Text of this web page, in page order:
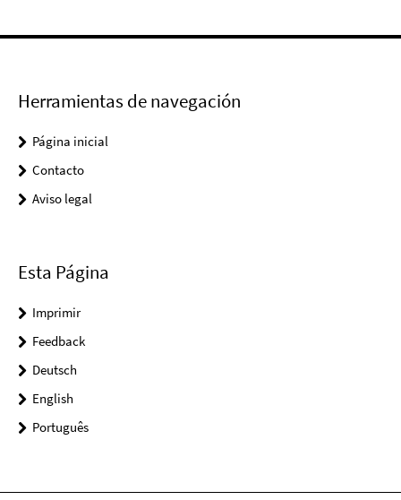
Herramientas de navegación
Página inicial
Contacto
Aviso legal
Esta Página
Imprimir
Feedback
Deutsch
English
Português